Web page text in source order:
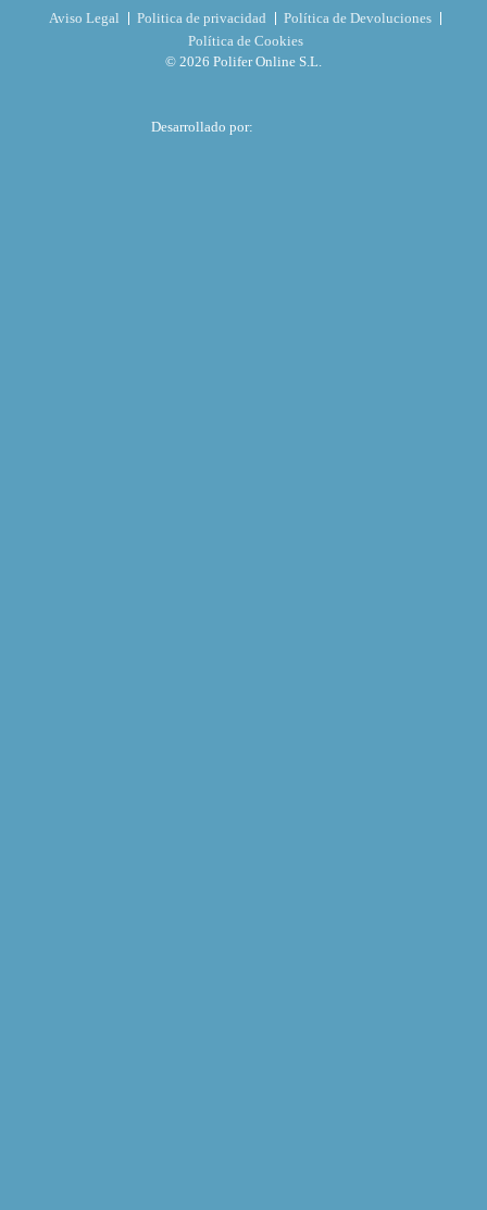
Aviso Legal Politica de privacidad
Política de Devoluciones
Política de Cookies
© 2026 Polifer Online S.L.
Desarrollado por: